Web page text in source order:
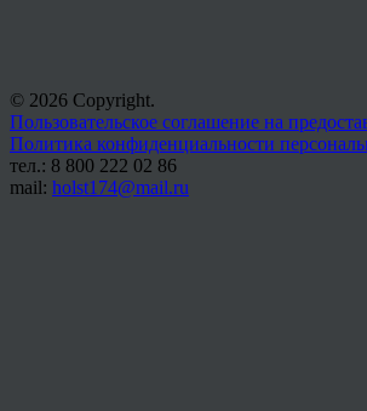
© 2026 Copyright.
Пользовательское соглашение на
Политика конфиденциальности
тел.: 8 800 222 02 86
mail: holst174@mail.ru